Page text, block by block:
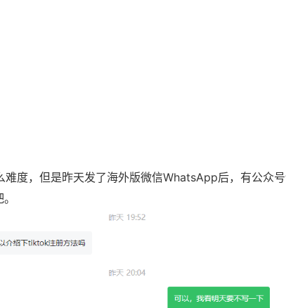
度，但是昨天发了海外版微信WhatsApp后，有公众